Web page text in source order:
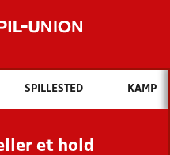
Hvad vil du søge efter?
OG NYHEDER
KLUBBER OG
SPILLESTED KAMP
et hold